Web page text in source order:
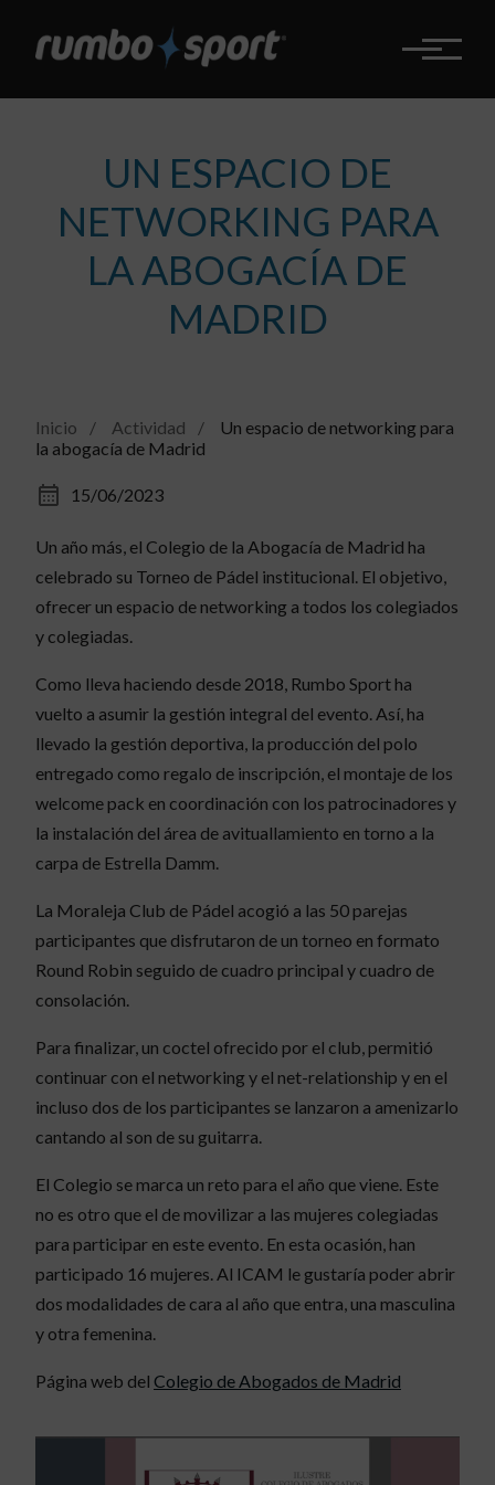
contenido
UN ESPACIO DE
NETWORKING PARA
LA ABOGACÍA DE
MADRID
Inicio Actividad
Un espacio de networking para
la abogacía de Madrid
15/06/2023
Un año más, el Colegio de la Abogacía de Madrid ha
celebrado su Torneo de Pádel institucional. El objetivo,
ofrecer un espacio de networking a todos los colegiados
y colegiadas.
Como lleva haciendo desde 2018, Rumbo Sport ha
vuelto a asumir la gestión integral del evento. Así, ha
llevado la gestión deportiva, la producción del polo
entregado como regalo de inscripción, el montaje de los
welcome pack en coordinación con los patrocinadores y
la instalación del área de avituallamiento en torno a la
carpa de Estrella Damm.
La Moraleja Club de Pádel acogió a las 50 parejas
participantes que disfrutaron de un torneo en formato
Round Robin seguido de cuadro principal y cuadro de
consolación.
Para finalizar, un coctel ofrecido por el club, permitió
continuar con el networking y el net-relationship y en el
incluso dos de los participantes se lanzaron a amenizarlo
cantando al son de su guitarra.
El Colegio se marca un reto para el año que viene. Este
no es otro que el de movilizar a las mujeres colegiadas
para participar en este evento. En esta ocasión, han
participado 16 mujeres. Al ICAM le gustaría poder abrir
dos modalidades de cara al año que entra, una masculina
y otra femenina.
Página web del Colegio de Abogados de Madrid